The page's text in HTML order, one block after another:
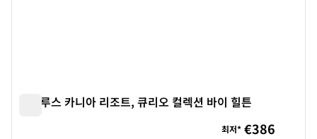
아울루스 카니아 리조트, 큐리오 컬렉션 바이 힐튼
최저* €386